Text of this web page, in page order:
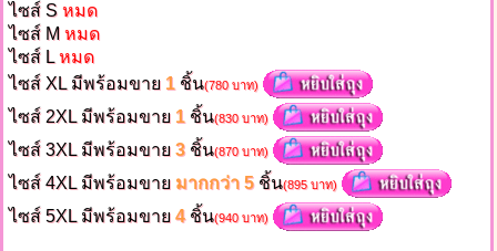
ไซส์ S หมด
ไซส์ M หมด
ไซส์ L หมด
ไซส์ XL มีพร้อมขาย 1 ชิ้น(780 บาท)
ไซส์ 2XL มีพร้อมขาย 1 ชิ้น(830 บาท)
ไซส์ 3XL มีพร้อมขาย 3 ชิ้น(870 บาท)
ไซส์ 4XL มีพร้อมขาย มากกว่า 5ชิ้น(895 บาท)
ไซส์ 5XL มีพร้อมขาย 4ชิ้น(940 บาท)